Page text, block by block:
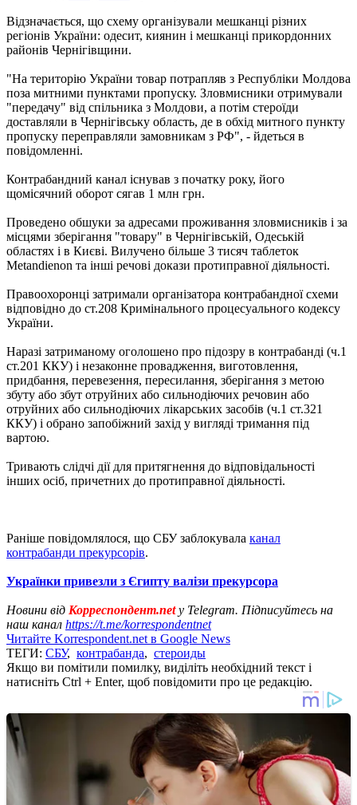
Відзначається, що схему організували мешканці різних
регіонів України: одесит, киянин і мешканці прикордонних
районів Чернігівщини.
"На територію України товар потрапляв з Республіки Молдова
поза митними пунктами пропуску. Зловмисники отримували
"передачу" від спільника з Молдови, а потім стероїди
доставляли в Чернігівську область, де в обхід митного пункту
пропуску переправляли замовникам з РФ", - йдеться в
повідомленні.
Контрабандний канал існував з початку року, його
щомісячний оборот сягав 1 млн грн.
Проведено обшуки за адресами проживання зловмисників і за
місцями зберігання "товару" в Чернігівській, Одеській
областях і в Києві. Вилучено більше 3 тисяч таблеток
Metandienon та інші речові докази протиправної діяльності.
Правоохоронці затримали організатора контрабандної схеми
відповідно до ст.208 Кримінального процесуального кодексу
України.
Наразі затриманому оголошено про підозру в контрабанді (ч.1
ст.201 ККУ) і незаконне провадження, виготовлення,
придбання, перевезення, пересилання, зберігання з метою
збуту або збут отруйних або сильнодіючих речовин або
отруйних або сильнодіючих лікарських засобів (ч.1 ст.321
ККУ) і обрано запобіжний захід у вигляді тримання під
вартою.
Тривають слідчі дії для притягнення до відповідальності
інших осіб, причетних до протиправної діяльності.
Раніше повідомлялося, що СБУ заблокувала канал
контрабанди прекурсорів.
Українки привезли з Єгипту валізи прекурсора
Новини від Корреспондент.netу Telegram. Підписуйтесь на
наш канал https://t.me/korrespondentnet
Читайте Korrespondent.net в Google News
ТЕГИ: СБУ, контрабанда, стероиды
Якщо ви помітили помилку, виділіть необхідний текст і
натисніть Ctrl + Enter, щоб повідомити про це редакцію.